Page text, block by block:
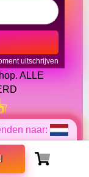
naar:
uitschrijven
ALLE